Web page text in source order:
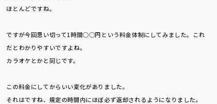
ほとんどですね。
ですが今回思い切って1時間○○円という料金体制にしてみました。これ
だとわかりやすいですよね。
カラオケとかと同じです。
この料金にしてからいい変化がありました。
それはですね、規定の時間内にほぼ必ず返却されるようになりました。